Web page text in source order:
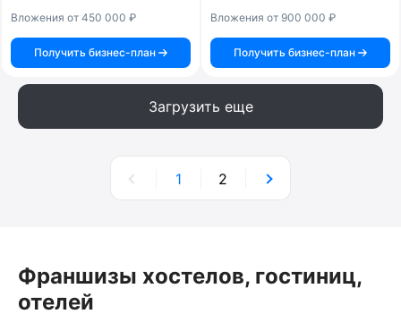
Вложения от 450 000 ₽
Получить бизнес-план
Вложения от 900 000 ₽
Получить бизнес-план
Загрузить еще
1 2
Франшизы хостелов, гостиниц,
отелей